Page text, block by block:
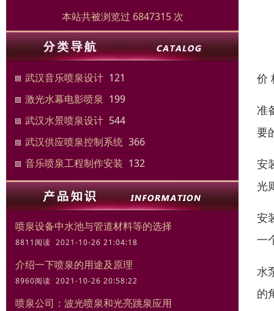
本站共被浏览过 6847315 次
武汉音乐喷泉设计 121
激光水幕电影喷泉 199
武汉水景喷泉设计 544
武汉供应喷泉控制系统 366
音乐喷泉工程制作安装 132
喷泉设备中水池与管道材料等的选择
8811阅读 2021-10-26 21:04:18
介绍一下喷泉的用途及原理
8960阅读 2021-10-26 20:58:22
喷泉公司：波光喷泉和光亮跳泉应用
价
准
要
安
光
安
一
水
的